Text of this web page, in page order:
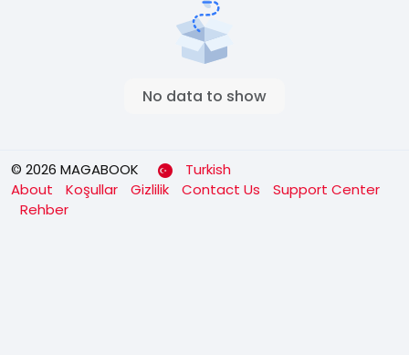
No data to show
© 2026 MAGABOOK
Turkish
About
Koşullar Gizlilik Contact Us
Support Center
Rehber